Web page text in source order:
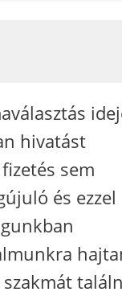
hivatást
sem
és ezzel